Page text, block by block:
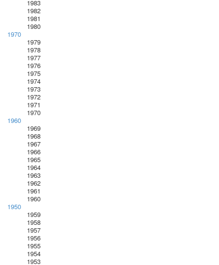
1983
1982
1981
1980
1970
1979
1978
1977
1976
1975
1974
1973
1972
1971
1970
1960
1969
1968
1967
1966
1965
1964
1963
1962
1961
1960
1950
1959
1958
1957
1956
1955
1954
1953